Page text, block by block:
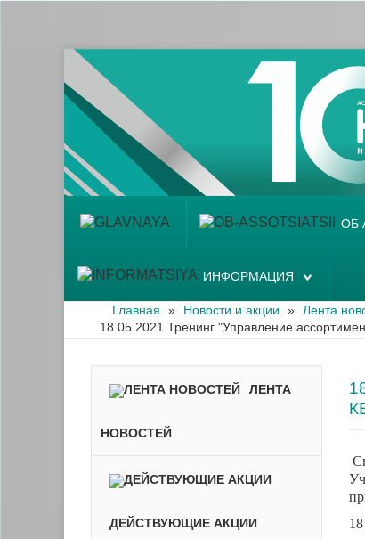
Об ассоциации
Наши аптеки
Новости и акции
Информация
ОБ
ИНФОРМАЦИЯ
Главная » Новости и акции » Лента
18.05.2021 Тренинг "Управление
ЛЕНТА
НОВОСТЕЙ
ДЕЙСТВУЮЩИЕ АКЦИИ